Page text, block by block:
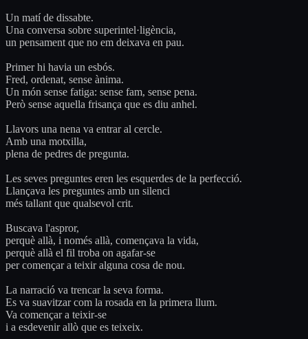
Un matí de dissabte.
Una conversa sobre superintel·ligència,
un pensament que no em deixava en pau.
Primer hi havia un esbós.
Fred, ordenat, sense ànima.
Un món sense fatiga: sense fam, sense pena.
Però sense aquella frisança que es diu anhel.
Llavors una nena va entrar al cercle.
Amb una motxilla,
plena de pedres de pregunta.
Les seves preguntes eren les esquerdes de la perfecció.
Llançava les preguntes amb un silenci
més tallant que qualsevol crit.
Buscava l'aspror,
perquè allà, i només allà, començava la vida,
perquè allà el fil troba on agafar-se
per començar a teixir alguna cosa de nou.
La narració va trencar la seva forma.
Es va suavitzar com la rosada en la primera llum.
Va començar a teixir-se
i a esdevenir allò que es teixeix.